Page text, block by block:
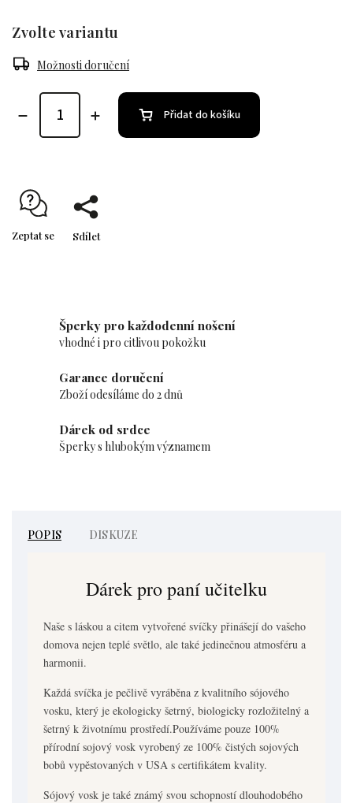
Zvolte variantu
Možnosti doručení
Přidat do košíku
Zeptat se Sdílet
Šperky pro každodenní nošení
vhodné i pro citlivou pokožku
Garance doručení
Zboží odesíláme do 2 dnů
Dárek od srdce
Šperky s hlubokým významem
POPIS DISKUZE
Dárek pro paní učitelku
Naše s láskou a citem vytvořené svíčky přinášejí do vašeho
domova nejen teplé světlo, ale také jedinečnou atmosféru a
harmonii.
Každá svíčka je pečlivě vyráběna z kvalitního sójového
vosku, který je ekologicky šetrný, biologicky rozložitelný a
šetrný k životnímu prostředí.Používáme pouze 100%
přírodní sojový vosk vyrobený ze 100% čistých sojových
bobů vypěstovaných v USA s certifikátem kvality.
Sójový vosk je také známý svou schopností dlouhodobého